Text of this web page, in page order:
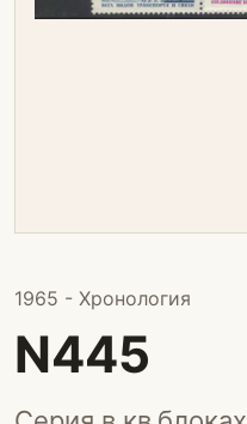
1965 - Хронология
N445